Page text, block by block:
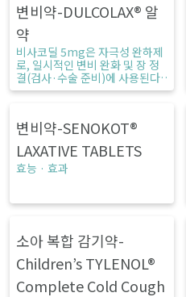
변비약-DULCOLAX® 알
약
비사코딜 5mg은 자극성 완하제
로, 일시적인 변비 완화 및 장 정
결(검사·수술 준비)에 사용된다.
성인은 하루 1~2정, 6~12세는 1
과다 복용 시 전해질 불균형, 저칼
륨혈증, 반동성 변비 등의 위험이
있다. 복통, 설사, 어지럼 등의 부
작용이 나타날 수 있으며, 급성 복
간 간격을 두고 복용해야 하며, 증
요하다. 효능 · 효과
변비약-SENOKOT®
LAXATIVE TABLETS
효능 · 효과
소아 복합 감기약-
Children’s TYLENOL®
Complete Cold Cough